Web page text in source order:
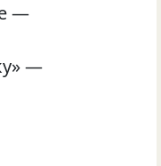
—
—